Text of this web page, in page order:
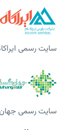
سایت رسمی
سایت رسمی